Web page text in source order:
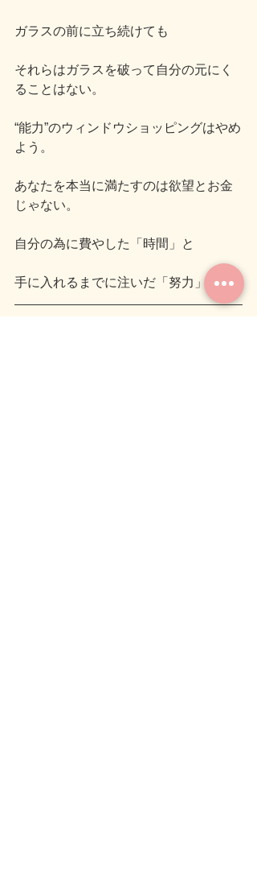
ガラスの前に立ち続けても
それらはガラスを破って自分の元にく
ることはない。
“能力”のウィンドウショッピングはやめ
よう。
あなたを本当に満たすのは欲望とお金
じゃない。
自分の為に費やした「時間」と
手に入れるまでに注いだ「努力」だ。